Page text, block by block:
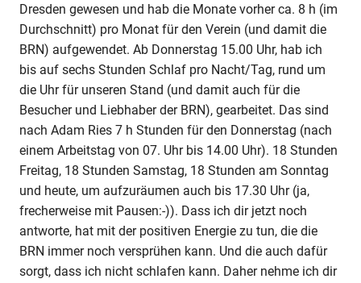
Dresden gewesen und hab die Monate vorher ca. 8 h (im
Durchschnitt) pro Monat für den Verein (und damit die
BRN) aufgewendet. Ab Donnerstag 15.00 Uhr, hab ich
bis auf sechs Stunden Schlaf pro Nacht/Tag, rund um
die Uhr für unseren Stand (und damit auch für die
Besucher und Liebhaber der BRN), gearbeitet. Das sind
nach Adam Ries 7 h Stunden für den Donnerstag (nach
einem Arbeitstag von 07. Uhr bis 14.00 Uhr). 18 Stunden
Freitag, 18 Stunden Samstag, 18 Stunden am Sonntag
und heute, um aufzuräumen auch bis 17.30 Uhr (ja,
frecherweise mit Pausen:-)). Dass ich dir jetzt noch
antworte, hat mit der positiven Energie zu tun, die die
BRN immer noch versprühen kann. Und die auch dafür
sorgt, dass ich nicht schlafen kann. Daher nehme ich dir